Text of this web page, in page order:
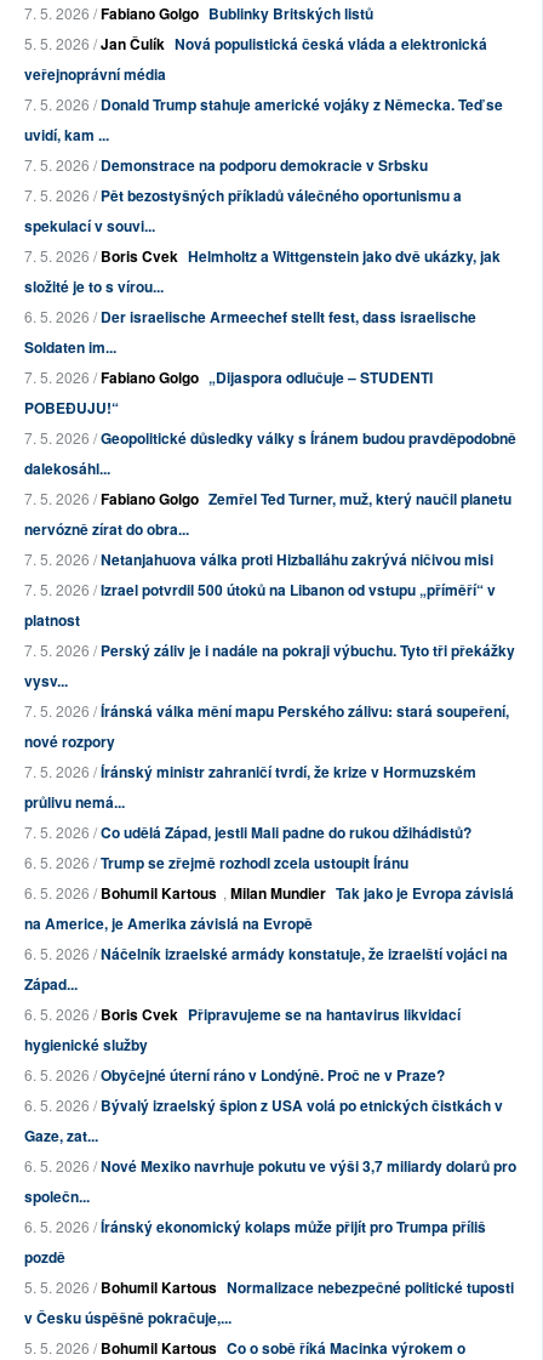
7. 5. 2026 /Fabiano Golgo Bublinky Britských listů
5. 5. 2026 /Jan Čulík Nová populistická česká vláda a elektronická
veřejnoprávní média
7. 5. 2026 /Donald Trump stahuje americké vojáky z Německa. Teď se
uvidí, kam ...
7. 5. 2026 /Demonstrace na podporu demokracie v Srbsku
7. 5. 2026 /Pět bezostyšných příkladů válečného oportunismu a
spekulací v souvi...
7. 5. 2026 /Boris Cvek Helmholtz a Wittgenstein jako dvě ukázky, jak
složité je to s vírou...
6. 5. 2026 /Der israelische Armeechef stellt fest, dass israelische
Soldaten im...
7. 5. 2026 /Fabiano Golgo „Dijaspora odlučuje – STUDENTI
POBEĐUJU!“
7. 5. 2026 /Geopolitické důsledky války s Íránem budou pravděpodobně
dalekosáhl...
7. 5. 2026 /Fabiano Golgo Zemřel Ted Turner, muž, který naučil planetu
nervózně zírat do obra...
7. 5. 2026 /Netanjahuova válka proti Hizballáhu zakrývá ničivou misi
7. 5. 2026 /Izrael potvrdil 500 útoků na Libanon od vstupu „příměří“ v
platnost
7. 5. 2026 /Perský záliv je i nadále na pokraji výbuchu. Tyto tři překážky
vysv...
7. 5. 2026 /Íránská válka mění mapu Perského zálivu: stará soupeření,
nové rozpory
7. 5. 2026 /Íránský ministr zahraničí tvrdí, že krize v Hormuzském
průlivu nemá...
7. 5. 2026 /Co udělá Západ, jestli Mali padne do rukou džihádistů?
6. 5. 2026 /Trump se zřejmě rozhodl zcela ustoupit Íránu
6. 5. 2026 /Bohumil Kartous , Milan Mundier Tak jako je Evropa závislá
na Americe, je Amerika závislá na Evropě
6. 5. 2026 /Náčelník izraelské armády konstatuje, že izraelští vojáci na
Západ...
6. 5. 2026 /Boris Cvek Připravujeme se na hantavirus likvidací
hygienické služby
6. 5. 2026 /Obyčejné úterní ráno v Londýně. Proč ne v Praze?
6. 5. 2026 /Bývalý izraelský špion z USA volá po etnických čistkách v
Gaze, zat...
6. 5. 2026 /Nové Mexiko navrhuje pokutu ve výši 3,7 miliardy dolarů pro
společn...
6. 5. 2026 /Íránský ekonomický kolaps může přijít pro Trumpa příliš
pozdě
5. 5. 2026 /Bohumil Kartous Normalizace nebezpečné politické tuposti
v Česku úspěšně pokračuje,...
5. 5. 2026 /Bohumil Kartous Co o sobě říká Macinka výrokem o